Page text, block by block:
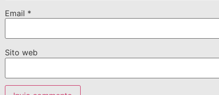
Email *
Sito web